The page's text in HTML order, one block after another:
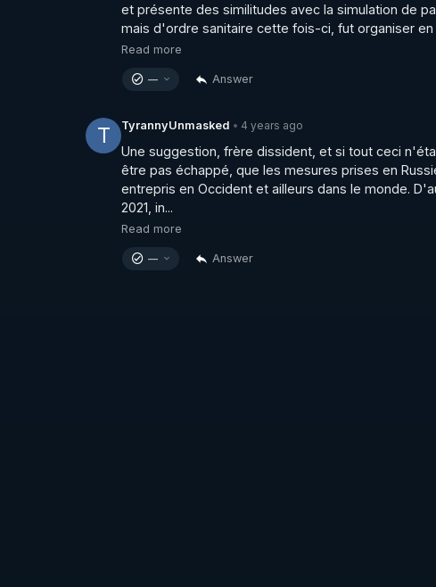
et présente des similitudes avec la simulation de
mais d'ordre sanitaire cette fois-ci, fut organiser en
Read more
— Answer
T TyrannyUnmasked • 4 years ago
Une suggestion, frère dissident, et si tout ceci
être pas échappé, que les mesures prises en
entrepris en Occident et ailleurs dans le monde.
2021, in...
Read more
— Answer